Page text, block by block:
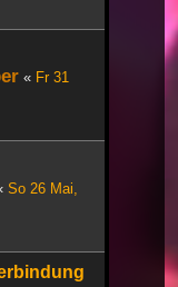
« Fr 31
So 26 Mai,